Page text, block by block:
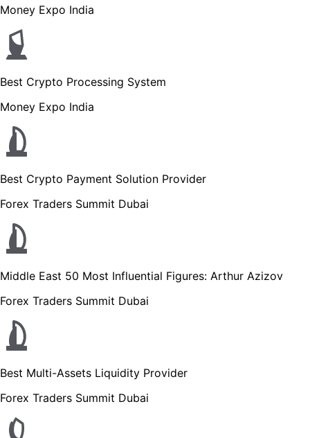
Money Expo India
Best Crypto Processing System
Money Expo India
Best Crypto Payment Solution Provider
Forex Traders Summit Dubai
Middle East 50 Most Influential Figures: Arthur Azizov
Forex Traders Summit Dubai
Best Multi-Assets Liquidity Provider
Forex Traders Summit Dubai